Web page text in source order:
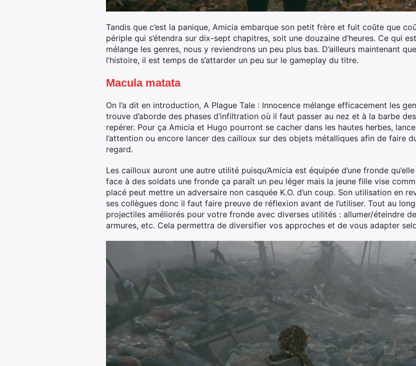
Tandis que c’est la panique, Amicia embarque son petit frère et fuit coûte que
périple qui s’étendra sur dix-sept chapitres, soit une douzaine d’heures. Ce qui
mélange les genres, nous y reviendrons un peu plus bas. D’ailleurs maintenant
l’histoire, il est temps de s’attarder un peu sur le gameplay du titre.
Macula matata
On l’a dit en introduction, A Plague Tale : Innocence mélange efficacement les
trouve d’aborde des phases d’infiltration où il faut passer au nez et à la barbe
repérer. Pour ça Amicia et Hugo pourront se cacher dans les hautes herbes,
l’attention ou encore lancer des cailloux sur des objets métalliques afin de faire
regard.
Les cailloux auront une autre utilité puisqu’Amicia est équipée d’une fronde
face à des soldats une fronde ça paraît un peu léger mais la jeune fille vise
placé peut mettre un adversaire non casquée K.O. d’un coup. Son utilisation en
ses collègues donc il faut faire preuve de réflexion avant de l’utiliser. Tout au
projectiles améliorés pour votre fronde avec diverses utilités : allumer/éteindre
armures, etc. Cela permettra de diversifier vos approches et de vous adapter